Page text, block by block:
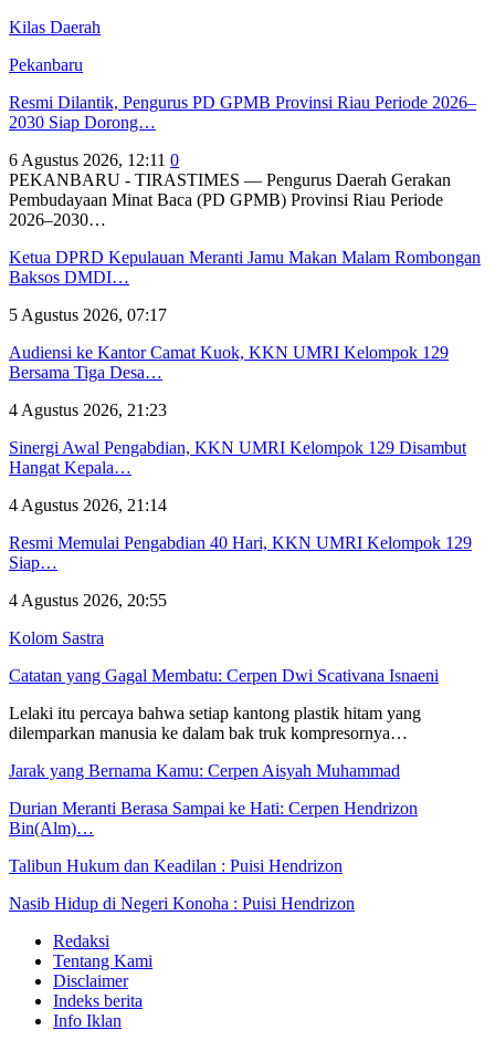
Kilas Daerah
Pekanbaru
Resmi Dilantik, Pengurus PD GPMB Provinsi Riau Periode 2026–
2030 Siap Dorong…
6 Agustus 2026, 12:11 0
PEKANBARU - TIRASTIMES — Pengurus Daerah Gerakan
Pembudayaan Minat Baca (PD GPMB) Provinsi Riau Periode
2026–2030…
Ketua DPRD Kepulauan Meranti Jamu Makan Malam Rombongan
Baksos DMDI…
5 Agustus 2026, 07:17
Audiensi ke Kantor Camat Kuok, KKN UMRI Kelompok 129
Bersama Tiga Desa…
4 Agustus 2026, 21:23
Sinergi Awal Pengabdian, KKN UMRI Kelompok 129 Disambut
Hangat Kepala…
4 Agustus 2026, 21:14
Resmi Memulai Pengabdian 40 Hari, KKN UMRI Kelompok 129
Siap…
4 Agustus 2026, 20:55
Kolom Sastra
Catatan yang Gagal Membatu: Cerpen Dwi Scativana Isnaeni
Lelaki itu percaya bahwa setiap kantong plastik hitam yang
dilemparkan manusia ke dalam bak truk kompresornya…
Jarak yang Bernama Kamu: Cerpen Aisyah Muhammad
Durian Meranti Berasa Sampai ke Hati: Cerpen Hendrizon
Bin(Alm)…
Talibun Hukum dan Keadilan : Puisi Hendrizon
Nasib Hidup di Negeri Konoha : Puisi Hendrizon
Redaksi
Tentang Kami
Disclaimer
Indeks berita
Info Iklan